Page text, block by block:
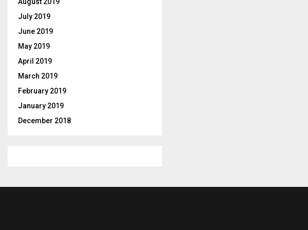
July 2019
June 2019
May 2019
April 2019
March 2019
February 2019
January 2019
December 2018